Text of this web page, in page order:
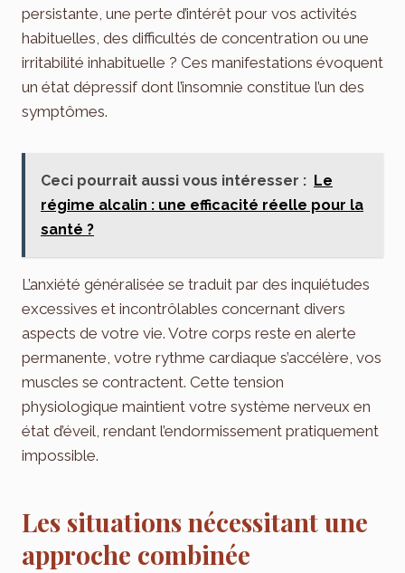
persistante, une perte d’intérêt pour vos activités
habituelles, des difficultés de concentration ou une
irritabilité inhabituelle ? Ces manifestations évoquent
un état dépressif dont l’insomnie constitue l’un des
symptômes.
Ceci pourrait aussi vous intéresser : Le
régime alcalin : une efficacité réelle pour la
santé ?
L’anxiété généralisée se traduit par des inquiétudes
excessives et incontrôlables concernant divers
aspects de votre vie. Votre corps reste en alerte
permanente, votre rythme cardiaque s’accélère, vos
muscles se contractent. Cette tension
physiologique maintient votre système nerveux en
état d’éveil, rendant l’endormissement pratiquement
impossible.
Les situations nécessitant une
approche combinée